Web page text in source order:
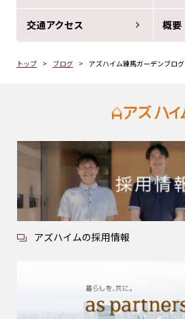
交通アクセス 概要
トップ ブログ アズハイム練馬ガーデンブログ
アズハイムの採用情報